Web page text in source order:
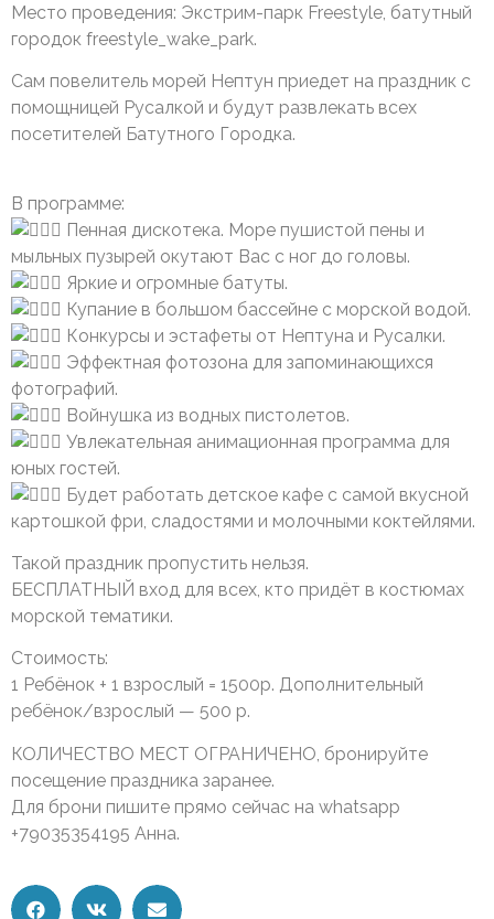
Место проведения: Экстрим-парк Freestyle, батутный
городок freestyle_wake_park.
Сам повелитель морей Нептун приедет на праздник с
помощницей Русалкой и будут развлекать всех
посетителей Батутного Городка.
В программе:
Пенная дискотека. Море пушистой пены и
мыльных пузырей окутают Вас с ног до головы.
Яркие и огромные батуты.
Купание в большом бассейне с морской водой.
Конкурсы и эстафеты от Нептуна и Русалки.
Эффектная фотозона для запоминающихся
фотографий.
Войнушка из водных пистолетов.
Увлекательная анимационная программа для
юных гостей.
Будет работать детское кафе с самой вкусной
картошкой фри, сладостями и молочными коктейлями.
Такой праздник пропустить нельзя.
БЕСПЛАТНЫЙ вход для всех, кто придёт в костюмах
морской тематики.
Стоимость:
1 Ребёнок + 1 взрослый = 1500р. Дополнительный
ребёнок/взрослый — 500 р.
КОЛИЧЕСТВО МЕСТ ОГРАНИЧЕНО, бронируйте
посещение праздника заранее.
Для брони пишите прямо сейчас на whatsapp
+79035354195 Анна.